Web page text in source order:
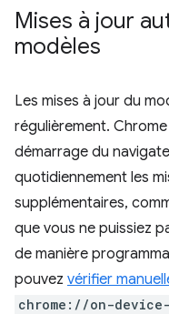
Mises à jour
modèles
Les mises à jour du
régulièrement.
démarrage du
quotidiennement les
supplémentaires,
que vous ne puissiez
de manière
pouvez vérifier
chrome://on-